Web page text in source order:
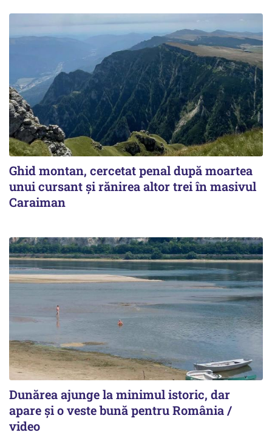
Ghid montan, cercetat penal după moartea
unui cursant și rănirea altor trei în masivul
Caraiman
Dunărea ajunge la minimul istoric, dar
apare și o veste bună pentru România /
video